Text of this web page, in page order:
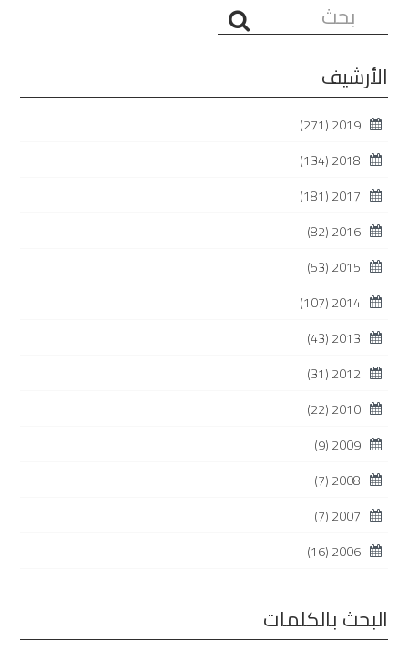
البحث...
الأرشيف
2019
(271)
2018
(134)
2017
(181)
2016
(82)
2015
(53)
2014
(107)
2013
(43)
2012
(31)
2010
(22)
2009
(9)
2008
(7)
2007
(7)
2006
(16)
البحث بالكلمات